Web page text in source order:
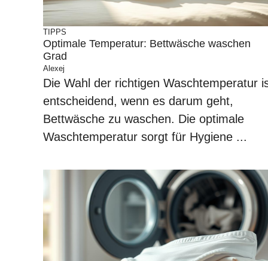
TIPPS
Optimale Temperatur: Bettwäsche waschen
Grad
Alexej
Die Wahl der richtigen Waschtemperatur
entscheidend, wenn es darum geht,
Bettwäsche zu waschen. Die optimale
Waschtemperatur sorgt für Hygiene ...